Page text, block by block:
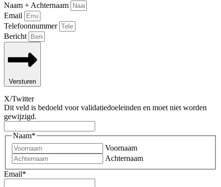
Naam + Achternaam
Email
Telefoonnummer
Bericht
Versturen
X/Twitter
Dit veld is bedoeld voor validatiedoeleinden en moet niet worden
gewijzigd.
Naam*
Voornaam
Achternaam
Email*